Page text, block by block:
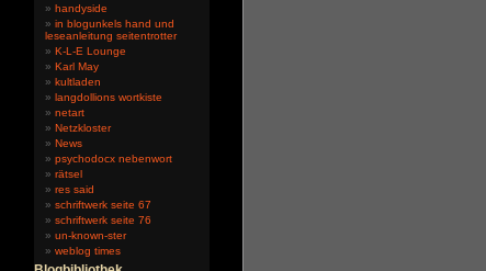
handyside
in blogunkels hand und
leseanleitung seitentrotter
K-L-E Lounge
Karl May
kultladen
langdollions wortkiste
netart
Netzkloster
News
psychodocx nebenwort
rätsel
res said
schriftwerk seite 67
schriftwerk seite 76
un-known-ster
weblog times